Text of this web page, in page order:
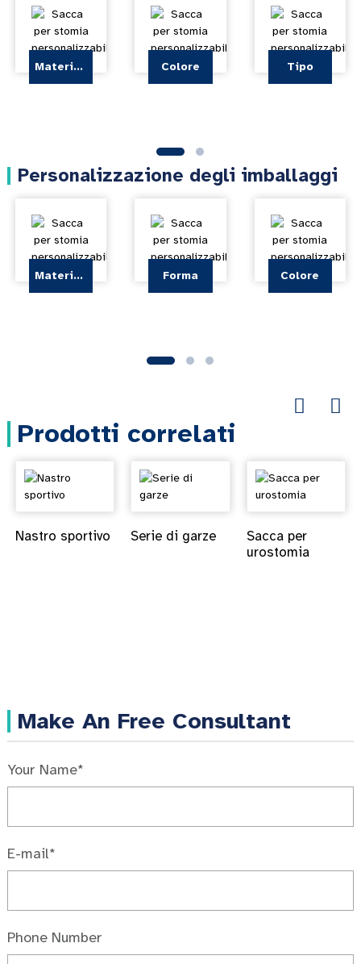
Materiale Colore Tipo
Personalizzazione degli imballaggi
Materiale Forma Colore
Prodotti correlati
Nastro sportivo Serie di garze
Sacca per
urostomia
Make An Free Consultant
Your Name*
E-mail*
Phone Number